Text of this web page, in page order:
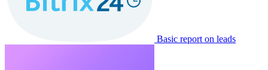
Basic report on leads